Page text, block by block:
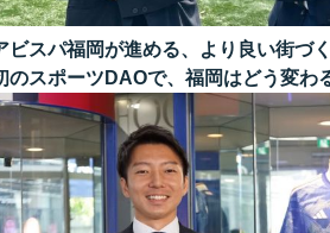
ビスパ福岡が進める、より良い街づ
のスポーツDAOで、福岡はどう変わ